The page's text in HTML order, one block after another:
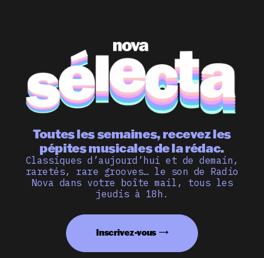
Toutes les semaines, recevez les
pépites musicales de la rédac.
Classiques d’aujourd’hui et de demain,
raretés, rare grooves… le son de Radio
Nova dans votre boîte mail, tous les
jeudis à 18h.
Inscrivez-vous